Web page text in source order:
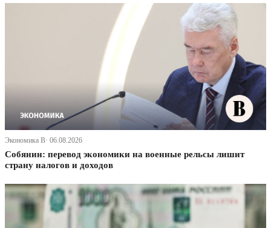
Экономика В· 06.08.2026
Собянин: перевод экономики на военные рельсы лишит
страну налогов и доходов